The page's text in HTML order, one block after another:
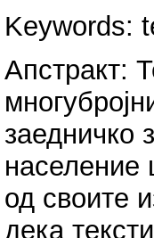
Keywords:
Апстракт:
заедничко
население
од своите
дека